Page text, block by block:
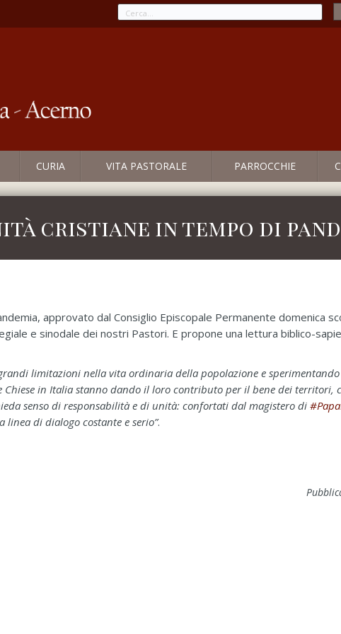
CURIA VITA PASTORALE PARROCCHIE
cristiane in tempo di
approvato dal Consiglio Episcopale Permanente domenica
e sinodale dei nostri Pastori. E propone una lettura biblico-
limitazioni nella vita ordinaria della popolazione e
Chiese in Italia stanno dando il loro contributo per il bene dei territori,
senso di responsabilità e di unità: confortati dal magistero di
di dialogo costante e serio”.